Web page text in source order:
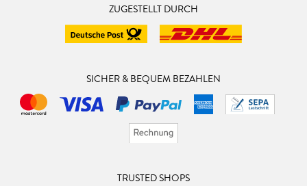
ZUGESTELLT DURCH
SICHER & BEQUEM BEZAHLEN
TRUSTED SHOPS